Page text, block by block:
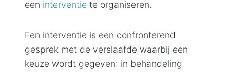
een interventie te organiseren.
Een interventie is een confronterend
gesprek met de verslaafde waarbij een
keuze wordt gegeven: in behandeling